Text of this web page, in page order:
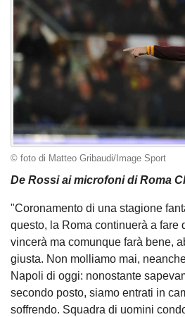
© foto di Matteo Gribaudi/Image Sport
De Rossi ai microfoni di Roma
"Coronamento di una stagione
questo, la Roma continuerà a fare
vincerà ma comunque farà bene,
giusta. Non molliamo mai,
Napoli di oggi: nonostante
secondo posto, siamo entrati in
soffrendo. Squadra di uomini